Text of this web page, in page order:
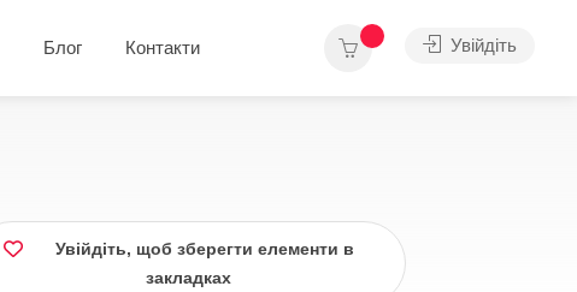
Блог Контакти Увійдіть
Увійдіть, щоб зберегти елементи в
закладках